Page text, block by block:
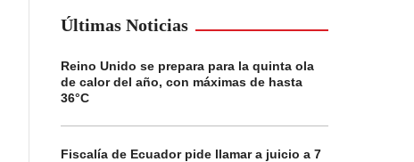
Últimas Noticias
Reino Unido se prepara para la quinta ola
de calor del año, con máximas de hasta
36°C
Fiscalía de Ecuador pide llamar a juicio a 7